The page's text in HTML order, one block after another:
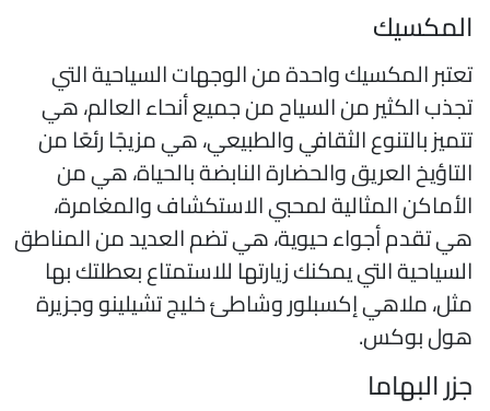
المكسيك واحدة من الوجهات السياحية التي
الكثير من السياح من جميع أنحاء العالم، هي
بالتنوع الثقافي والطبيعي، هي مزيجًا رئعًا من
العريق والحضارة النابضة بالحياة، هي من
المثالية لمحبي الاستكشاف والمغامرة،
تقدم أجواء حيوية، هي تضم العديد من المناطق
التي يمكنك زيارتها للاستمتاع بعطلتك بها
ملاهي إكسبلور وشاطئ خليج تشيلينو وجزيرة
بوكس.
البهاما